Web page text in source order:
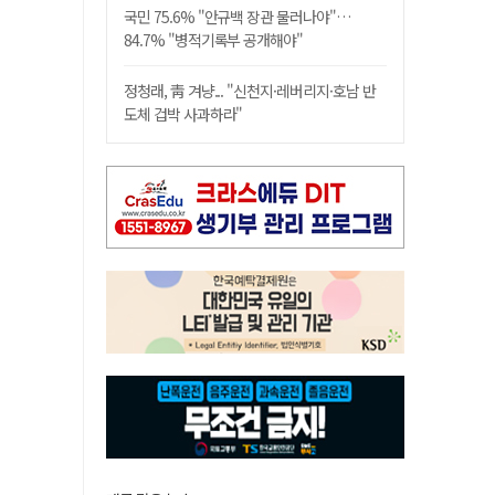
국민 75.6% "안규백 장관 물러나야"…
84.7% "병적기록부 공개해야"
정청래, 靑 겨냥... "신천지·레버리지·호남 반
도체 겁박 사과하라"